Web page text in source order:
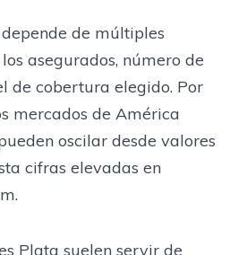
de múltiples
asegurados, número de
de cobertura elegido. Por
mercados de América
oscilar desde valores
cifras elevadas en
Plata suelen servir de